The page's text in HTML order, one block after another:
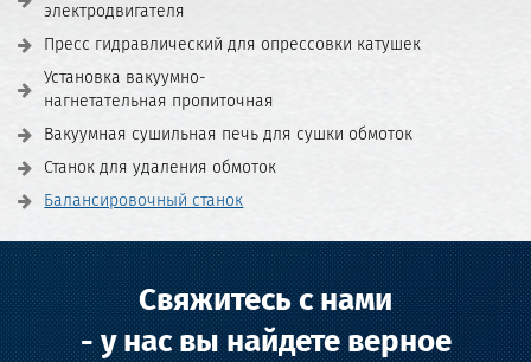
электродвигателя
Пресс гидравлический для опрессовки катушек
Установка вакуумно-
нагнетательная пропиточная
Вакуумная сушильная печь для сушки обмоток
Станок для удаления обмоток
Балансировочный станок
Свяжитесь с нами
- у нас вы найдете верное